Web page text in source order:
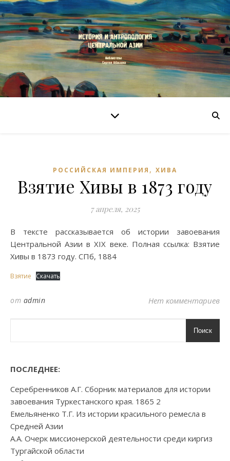
РОССИЙСКАЯ ИМПЕРИЯ , ХИВА
Взятие Хивы в 1873 году
7 апреля, 2025
В тексте рассказывается об истории завоевания
Центральной Азии в XIX веке. Полная ссылка: Взятие
Хивы в 1873 году. СПб, 1884
Взятие Скачать
от admin Нет комментариев
Поиск
ПОСЛЕДНЕЕ:
Серебренников А.Г. Сборник материалов для истории
завоевания Туркестанского края. 1865 2
Емельяненко Т.Г. Из истории красильного ремесла в
Средней Азии
А.А. Очерк миссионерской деятельности среди киргиз
Тургайской области